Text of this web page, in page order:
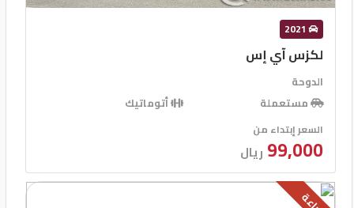
2021
لكزس آي إس
الدوحة
مستعملة
أتوماتيك
السعر إبتداء من
99,000 ريال